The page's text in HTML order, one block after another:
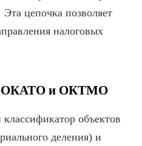
Эта цепочка позволяет
налоговых
ОКАТО и ОКТМО
объектов
деления) и